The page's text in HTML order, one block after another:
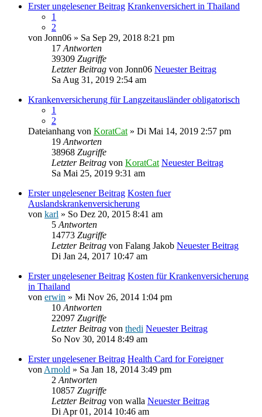
Erster ungelesener Beitrag Krankenversichert in Thailand
1
2
von Jonn06 » Sa Sep 29, 2018 8:21 pm
17 Antworten
39309 Zugriffe
Letzter Beitrag von Jonn06 Neuester Beitrag
Sa Aug 31, 2019 2:54 am
Krankenversicherung für Langzeitausländer obligatorisch
1
2
Dateianhang von KoratCat » Di Mai 14, 2019 2:57 pm
19 Antworten
38968 Zugriffe
Letzter Beitrag von KoratCat Neuester Beitrag
Sa Mai 25, 2019 9:31 am
Erster ungelesener Beitrag Kosten fuer
Auslandskrankenversicherung
von karl » So Dez 20, 2015 8:41 am
5 Antworten
14773 Zugriffe
Letzter Beitrag von Falang Jakob Neuester Beitrag
Di Jan 24, 2017 10:47 am
Erster ungelesener Beitrag Kosten für Krankenversicherung
in Thailand
von erwin » Mi Nov 26, 2014 1:04 pm
10 Antworten
22097 Zugriffe
Letzter Beitrag von thedi Neuester Beitrag
So Nov 30, 2014 8:49 am
Erster ungelesener Beitrag Health Card for Foreigner
von Arnold » Sa Jan 18, 2014 3:49 pm
2 Antworten
10857 Zugriffe
Letzter Beitrag von walla Neuester Beitrag
Di Apr 01, 2014 10:46 am